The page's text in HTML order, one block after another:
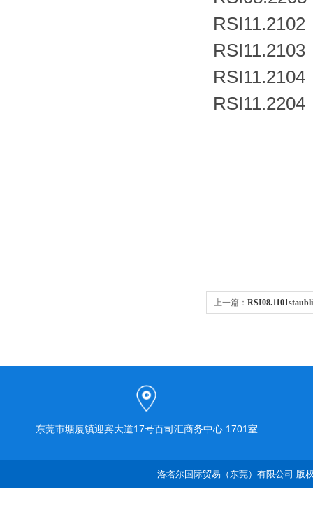
RSI11.2102
RSI11.2103
RSI11.2104
RSI11.2204
上一篇：
东莞市塘厦镇迎宾大道17号百司汇商务中心 1701室
洛塔尔国际贸易（东莞）有限公司 版